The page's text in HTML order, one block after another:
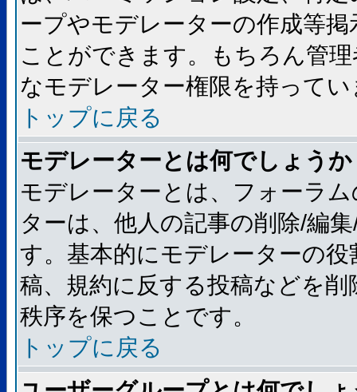
ープやモデレーターの作成等
ことができます。もちろん管
なモデレーター権限を持ってい
トップに戻る
モデレーターとは何でしょうか
モデレーターとは、フォーラ
ターは、他人の記事の削除/編
す。基本的にモデレーターの
稿、規約に反する投稿などを
秩序を保つことです。
トップに戻る